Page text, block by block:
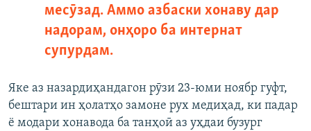
месӯзад. Аммо азбаски хонаву дар
надорам, онҳоро ба интернат
супурдам.
Яке аз назардиҳандагон рӯзи 23-юми ноябр гуфт,
бештари ин ҳолатҳо замоне рух медиҳад, ки падар
ё модари хонавода ба танҳоӣ аз уҳдаи бузург